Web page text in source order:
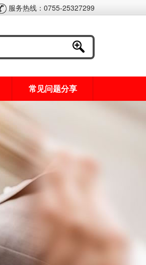
服务热线：0755-25327299
常见问题分享